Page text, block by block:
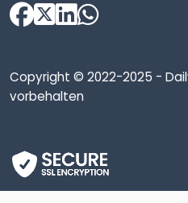
Copyright © 2022-2025 -
vorbehalten